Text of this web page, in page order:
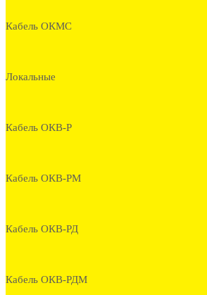
Кабель ОКМС
Локальные
Кабель ОКВ-Р
Кабель ОКВ-РМ
Кабель ОКВ-РД
Кабель ОКВ-РДМ